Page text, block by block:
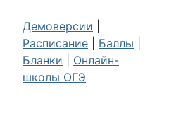
Демоверсии
Расписание
Баллы
Бланки
Онлайн-
школы ОГЭ